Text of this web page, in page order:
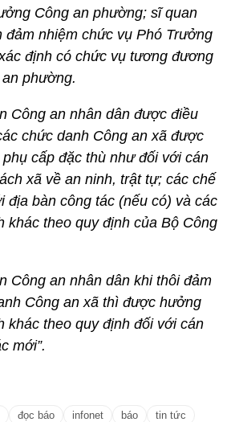
Công an phường; sĩ quan
đảm nhiệm chức vụ Phó Trưởng
định có chức vụ tương đương
phường.
Công an nhân dân được điều
chức danh Công an xã được
cấp đặc thù như đối với cán
xã về an ninh, trật tự; các chế
địa bàn công tác (nếu có) và các
khác theo quy định của Bộ Công
Công an nhân dân khi thôi đảm
Công an xã thì được hưởng
khác theo quy định đối với cán
mới”.
đọc báo infonet báo
tin tức